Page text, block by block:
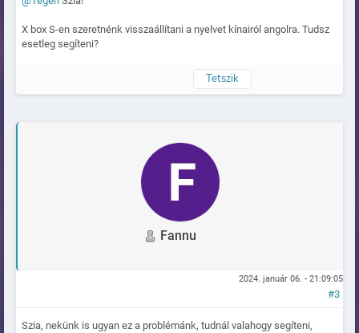
X box S-en szeretnénk visszaállítani a nyelvet kínairól angolra. Tudsz
esetleg segíteni?
Tetszik
Fannu
2024. január 06. - 21:09:05
#3
Szia, nekünk is ugyan ez a problémánk, tudnál valahogy segíteni,